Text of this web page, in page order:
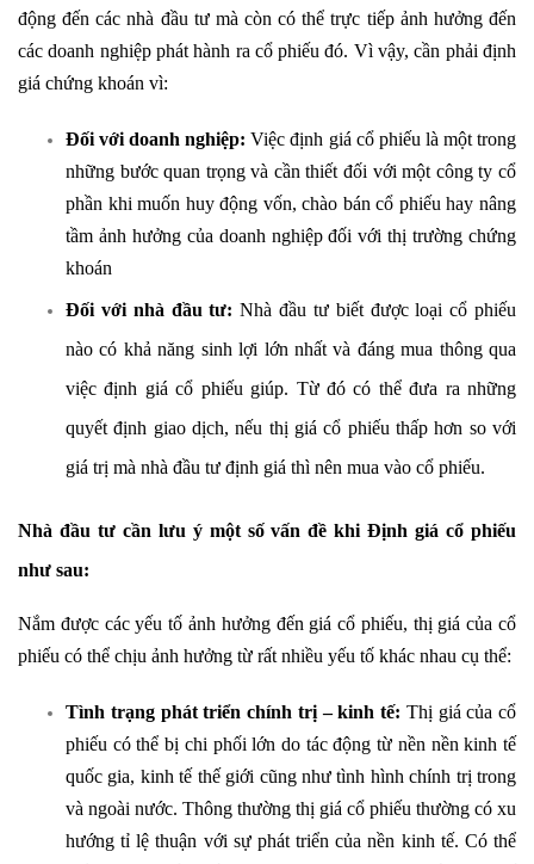
động đến các nhà đầu tư mà còn có thể trực tiếp ảnh hưởng đến
các doanh nghiệp phát hành ra cổ phiếu đó. Vì vậy, cần phải định
giá chứng khoán vì:
Đối với doanh nghiệp: Việc định giá cổ phiếu là một trong
những bước quan trọng và cần thiết đối với một công ty cổ
phần khi muốn huy động vốn, chào bán cổ phiếu hay nâng
tầm ảnh hưởng của doanh nghiệp đối với thị trường chứng
khoán
Đối với nhà đầu tư: Nhà đầu tư biết được loại cổ phiếu
nào có khả năng sinh lợi lớn nhất và đáng mua thông qua
việc định giá cổ phiếu giúp. Từ đó có thể đưa ra những
quyết định giao dịch, nếu thị giá cổ phiếu thấp hơn so với
giá trị mà nhà đầu tư định giá thì nên mua vào cổ phiếu.
Nhà đầu tư cần lưu ý một số vấn đề khi Định giá cổ phiếu
như sau:
Nắm được các yếu tố ảnh hưởng đến giá cổ phiếu, thị giá của cổ
phiếu có thể chịu ảnh hưởng từ rất nhiều yếu tố khác nhau cụ thể:
Tình trạng phát triển chính trị – kinh tế: Thị giá của cổ
phiếu có thể bị chi phối lớn do tác động từ nền nền kinh tế
quốc gia, kinh tế thế giới cũng như tình hình chính trị trong
và ngoài nước. Thông thường thị giá cổ phiếu thường có xu
hướng tỉ lệ thuận với sự phát triển của nền kinh tế. Có thể